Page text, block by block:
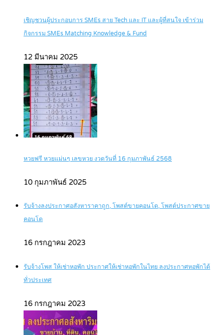
เชิญชวนผู้ประกอบการ SMEs สาย Tech และ IT และผู้ที่สนใจ เข้าร่วม
กิจกรรม SMEs Matching Knowledge & Fund
12 มีนาคม 2025
หวยฟรี หวยแม่นๆ เลขหวย งวดวันที่ 16 กุมภาพันธ์ 2568
10 กุมภาพันธ์ 2025
รับจ้างลงประกาศอสังหาราคาถูก, โพสต์ขายคอนโด, โพสต์ประกาศขาย
คอนโด
16 กรกฎาคม 2023
รับจ้างโพส ให้เช่าหอพัก ประกาศให้เช่าหอพักในไทย ลงประกาศหอพักได้
ทั่วประเทศ
16 กรกฎาคม 2023